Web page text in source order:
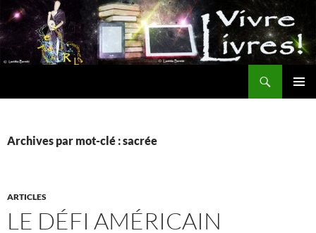
Aller
au
contenu
Archives par mot-clé : sacrée
ARTICLES
LE DÉFI AMÉRICAIN